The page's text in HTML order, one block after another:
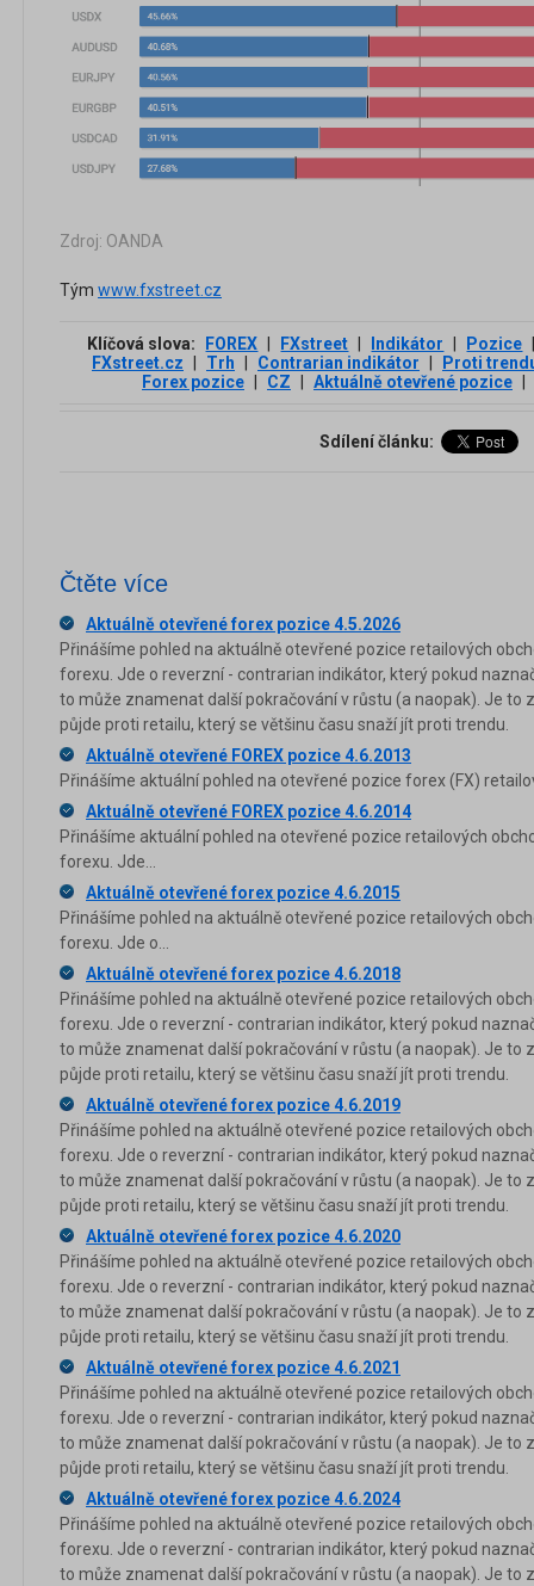
Zdroj: OANDA
Tým www.fxstreet.cz
Klíčová slova: FOREX FXstreet Indikátor Pozice
FXstreet.cz
Trh Contrarian indikátor
Proti
Forex pozice
CZ Aktuálně otevřené pozice
Sdílení článku:
Čtěte více
Aktuálně otevřené forex pozice 4.5.2026
Přinášíme pohled na aktuálně otevřené pozice retailových
forexu. Jde o reverzní - contrarian indikátor, který pokud
to může znamenat další pokračování v růstu (a naopak). Je to
půjde proti retailu, který se většinu času snaží jít proti trendu.
Aktuálně otevřené FOREX pozice 4.6.2013
Přinášíme aktuální pohled na otevřené pozice forex (FX)
Aktuálně otevřené FOREX pozice 4.6.2014
Přinášíme aktuální pohled na otevřené pozice retailových
forexu. Jde...
Aktuálně otevřené forex pozice 4.6.2015
Přinášíme pohled na aktuálně otevřené pozice retailových
forexu. Jde o...
Aktuálně otevřené forex pozice 4.6.2018
Přinášíme pohled na aktuálně otevřené pozice retailových
forexu. Jde o reverzní - contrarian indikátor, který pokud
to může znamenat další pokračování v růstu (a naopak). Je to
půjde proti retailu, který se většinu času snaží jít proti trendu.
Aktuálně otevřené forex pozice 4.6.2019
Přinášíme pohled na aktuálně otevřené pozice retailových
forexu. Jde o reverzní - contrarian indikátor, který pokud
to může znamenat další pokračování v růstu (a naopak). Je to
půjde proti retailu, který se většinu času snaží jít proti trendu.
Aktuálně otevřené forex pozice 4.6.2020
Přinášíme pohled na aktuálně otevřené pozice retailových
forexu. Jde o reverzní - contrarian indikátor, který pokud
to může znamenat další pokračování v růstu (a naopak). Je to
půjde proti retailu, který se většinu času snaží jít proti trendu.
Aktuálně otevřené forex pozice 4.6.2021
Přinášíme pohled na aktuálně otevřené pozice retailových
forexu. Jde o reverzní - contrarian indikátor, který pokud
to může znamenat další pokračování v růstu (a naopak). Je to
půjde proti retailu, který se většinu času snaží jít proti trendu.
Aktuálně otevřené forex pozice 4.6.2024
Přinášíme pohled na aktuálně otevřené pozice retailových
forexu. Jde o reverzní - contrarian indikátor, který pokud
to může znamenat další pokračování v růstu (a naopak). Je to